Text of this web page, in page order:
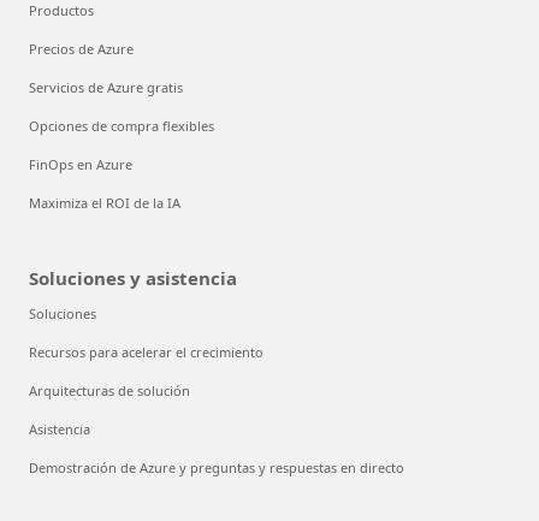
Productos
Precios de Azure
Servicios de Azure gratis
Opciones de compra flexibles
FinOps en Azure
Maximiza el ROI de la IA
Soluciones y asistencia
Soluciones
Recursos para acelerar el crecimiento
Arquitecturas de solución
Asistencia
Demostración de Azure y preguntas y respuestas en directo